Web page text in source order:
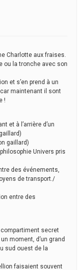
Charlotte aux fraises.
ou la tronche avec son
et s’en prend à un
maintenant il sont
!
et à l’arrière d’un
gaillard)
Univers pris
des événements,
de transport./
entre des
secret
moment, d’un grand
sud ouest de la
faisaient souvent